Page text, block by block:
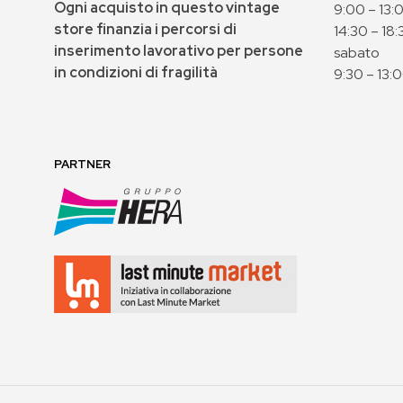
Ogni acquisto in questo vintage
store finanzia i percorsi di
inserimento lavorativo per persone
in condizioni di fragilità
9:00 –
14:30 –
sabato
9:30 –
PARTNER